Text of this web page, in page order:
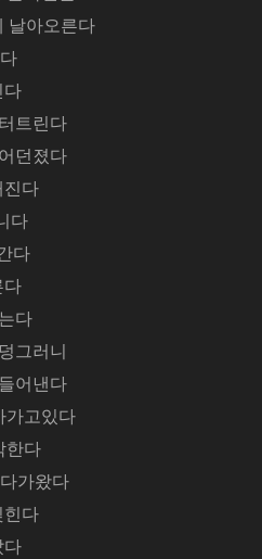
날아오른다
다
트린다
던졌다
진다
다
다
다
다
그러니
어낸다
가고있다
한다
가왔다
힌다
다